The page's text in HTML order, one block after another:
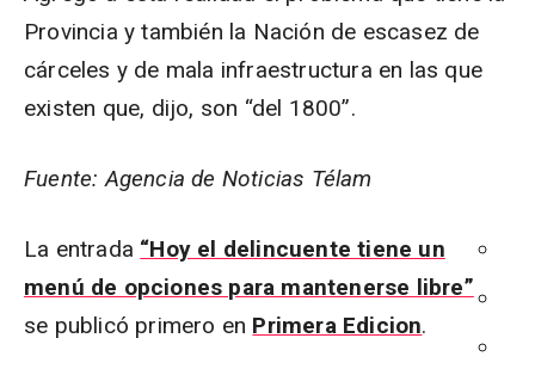
Provincia y también la Nación de escasez de
cárceles y de mala infraestructura en las que
existen que, dijo, son “del 1800”.
Fuente: Agencia de Noticias Télam
La entrada “Hoy el delincuente tiene un
menú de opciones para mantenerse libre”
se publicó primero en Primera Edicion.